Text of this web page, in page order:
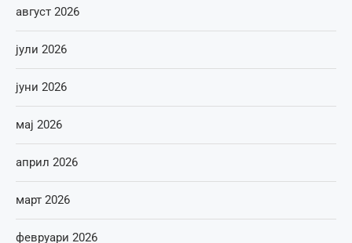
август 2026
јули 2026
јуни 2026
мај 2026
април 2026
март 2026
февруари 2026